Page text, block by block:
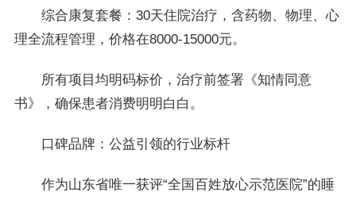
综合康复套餐：30天住院治疗，含药物、物理、心
理全流程管理，价格在8000-15000元。
所有项目均明码标价，治疗前签署《知情同意
书》，确保患者消费明明白白。
口碑品牌：公益引领的行业标杆
作为山东省唯一获评“全国百姓放心示范医院”的睡